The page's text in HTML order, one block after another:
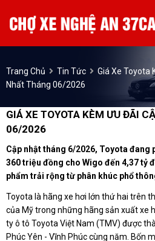
Trang Chủ Tin Tức
Giá Xe Toyota
Nhất Tháng 06/2026
GIÁ XE TOYOTA KÈM ƯU ĐÃI
06/2026
Cập nhật tháng 6/2026, Toyota
360 triệu đồng cho Wigo đến 4,37 tỷ
phẩm trải rộng từ phân khúc phổ
Toyota là hãng xe hơi lớn thứ hai trên
của Mỹ trong những hãng sản xuất xe
ty ô tô Toyota Việt Nam (TMV) được
Phúc Yên - Vĩnh Phúc cùng năm. Bốn